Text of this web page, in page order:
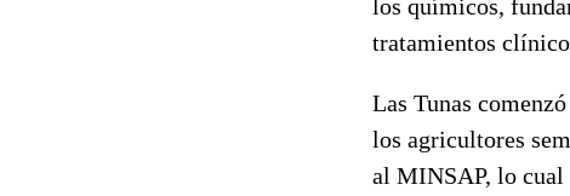
los químicos,
tratamientos
Las Tunas
los agricultores
al MINSAP, lo cual